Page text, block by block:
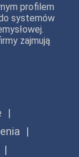
profilem
systemów
zajmują